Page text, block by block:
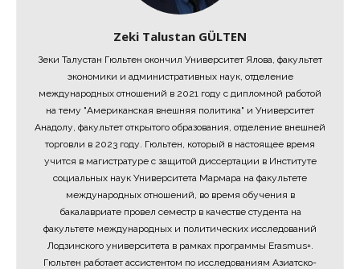
Zeki Talustan GÜLTEN
Зеки Талустан Гюльтен окончил Университет Ялова, факультет
экономики и административных наук, отделение
международных отношений в 2021 году с дипломной работой
на тему "Американская внешняя политика" и Университет
Анадолу, факультет открытого образования, отделение внешней
торговли в 2023 году. Гюльтен, который в настоящее время
учится в магистратуре с защитой диссертации в Институте
социальных наук Университета Мармара на факультете
международных отношений, во время обучения в
бакалавриате провел семестр в качестве студента на
факультете международных и политических исследований
Лодзинского университета в рамках программы Erasmus+.
Гюльтен работает ассистентом по исследованиям Азиатско-